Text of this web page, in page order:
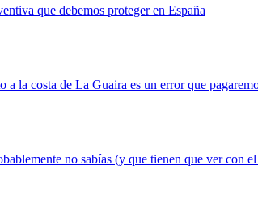
que debemos proteger en España
a la costa de La Guaira es un error que
no sabías (y que tienen que ver con